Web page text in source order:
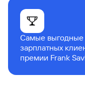
Самые выгодные
зарплатных
премии Frank